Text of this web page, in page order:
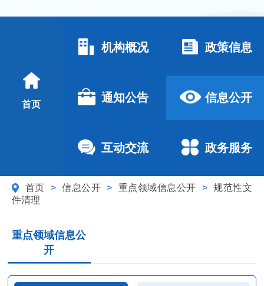
首页
机构概况 政策信息
通知公告 信息公开
互动交流 政务服务
首页 > 信息公开 > 重点领域信息公开 > 规范性文
件清理
重点领域信息公
开